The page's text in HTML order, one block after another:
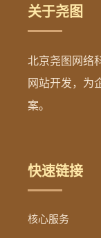
关于尧图
北京尧图网络
网站开发，为
案。
快速链接
核心服务